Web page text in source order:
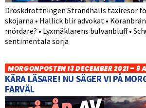
Droskdrottningen Strandhälls taxiresor
skojarna • Hallick blir advokat •
mördare? • Lyxmäklarens bulvanbluff •
sentimentala sörja
MORGONPOSTEN 13 DECEMBER 2021 – 9
KÄRA LÄSARE! NU SÄGER VI PÅ
FARVÄL